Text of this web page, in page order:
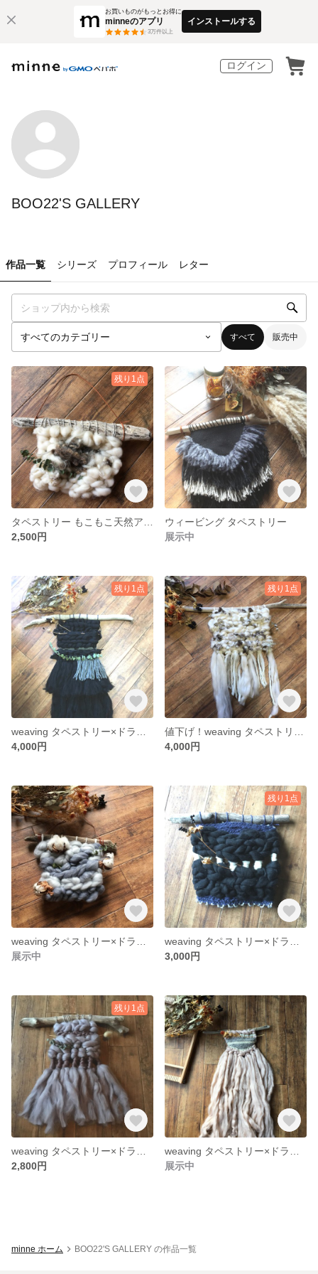
お買いものがもっとお得に
minneのアプリ
3万件以上
インストールする
ログイン
BOO22'S GALLERY
作品一覧 シリーズ プロフィール レター
すべて 販売中
残り1点
2,500円
ウィービング タペストリー
展示中
残り1点
4,000円
残り1点
4,000円
展示中
残り1点
3,000円
残り1点
2,800円
展示中
minne ホーム BOO22'S GALLERY の作品一覧